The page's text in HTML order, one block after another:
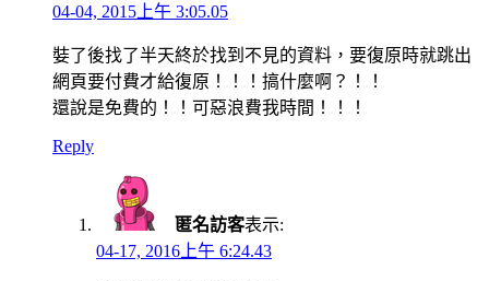
04-04, 2015上午 3:05.05
娤了後找了半天終於找到不見的資料，要復原時就跳出
網頁要付費才給復原！！！搞什麼啊？！！
還說是免費的！！可惡浪費我時間！！！
Reply
匿名訪客表示:
04-17, 2016上午 6:24.43